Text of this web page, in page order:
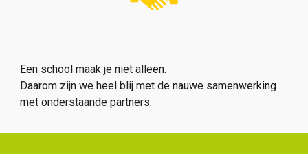
Een school maak je niet alleen.
Daarom zijn we heel blij met de nauwe samenwerking
met onderstaande partners.